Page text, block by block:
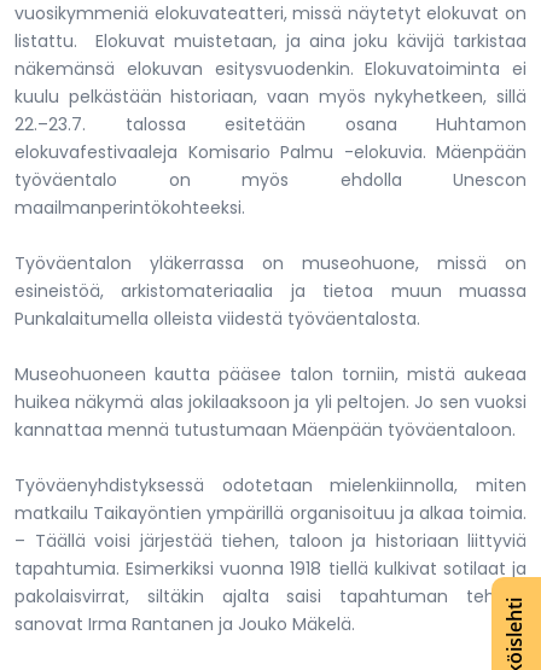
vuosikymmeniä elokuvateatteri, missä näytetyt elokuvat on
listattu. Elokuvat muistetaan, ja aina joku kävijä tarkistaa
näkemänsä elokuvan esitysvuodenkin. Elokuvatoiminta ei
kuulu pelkästään historiaan, vaan myös nykyhetkeen, sillä
22.–23.7. talossa esitetään osana Huhtamon
elokuvafestivaaleja Komisario Palmu -elokuvia. Mäenpään
työväentalo on myös ehdolla Unescon
maailmanperintökohteeksi.
Työväentalon yläkerrassa on museohuone, missä on
esineistöä, arkistomateriaalia ja tietoa muun muassa
Punkalaitumella olleista viidestä työväentalosta.
Museohuoneen kautta pääsee talon torniin, mistä aukeaa
huikea näkymä alas jokilaaksoon ja yli peltojen. Jo sen vuoksi
kannattaa mennä tutustumaan Mäenpään työväentaloon.
Työväenyhdistyksessä odotetaan mielenkiinnolla, miten
matkailu Taikayöntien ympärillä organisoituu ja alkaa toimia.
– Täällä voisi järjestää tiehen, taloon ja historiaan liittyviä
tapahtumia. Esimerkiksi vuonna 1918 tiellä kulkivat sotilaat ja
pakolaisvirrat, siltäkin ajalta saisi tapahtuman tehtyä,
sanovat Irma Rantanen ja Jouko Mäkelä.